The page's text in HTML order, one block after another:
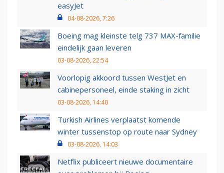
easyJet
04-08-2026, 7:26
Boeing mag kleinste telg 737 MAX-familie
eindelijk gaan leveren
03-08-2026, 22:54
Voorlopig akkoord tussen WestJet en
cabinepersoneel, einde staking in zicht
03-08-2026, 14:40
Turkish Airlines verplaatst komende
winter tussenstop op route naar Sydney
03-08-2026, 14:03
Netflix publiceert nieuwe documentaire